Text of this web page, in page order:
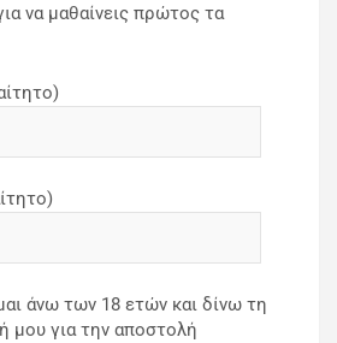
να μαθαίνεις πρώτος τα
άνω των 18 ετών και δίνω τη
μου για την αποστολή